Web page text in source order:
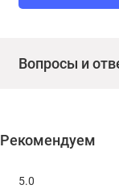
Вопросы и
Рекомендуем
5.0